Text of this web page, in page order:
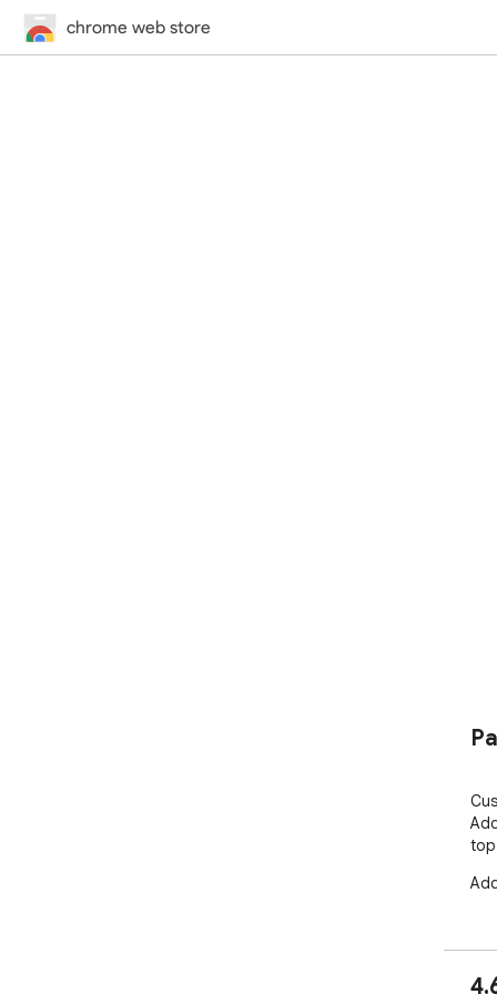
chrome web store
top